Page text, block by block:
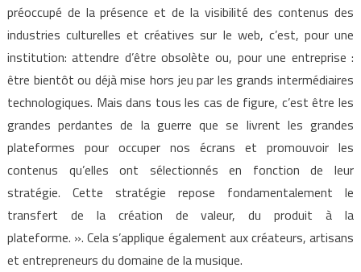
préoccupé de la présence et de la visibilité des contenus des
industries culturelles et créatives sur le web, c’est, pour une
institution: attendre d’être obsolète ou, pour une entreprise :
être bientôt ou déjà mise hors jeu par les grands intermédiaires
technologiques. Mais dans tous les cas de figure, c’est être les
grandes perdantes de la guerre que se livrent les grandes
plateformes pour occuper nos écrans et promouvoir les
contenus qu’elles ont sélectionnés en fonction de leur
stratégie. Cette stratégie repose fondamentalement le
transfert de la création de valeur, du produit à la
plateforme. ». Cela s’applique également aux créateurs, artisans
et entrepreneurs du domaine de la musique.